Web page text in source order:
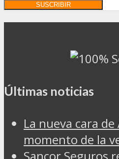
Últimas noticias
La nueva cara de
momento de la